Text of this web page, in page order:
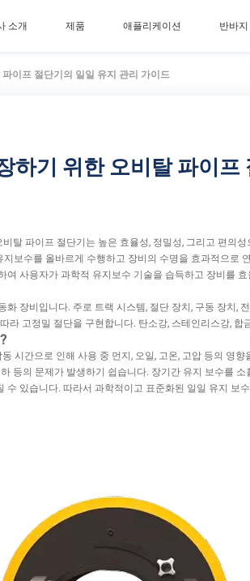
소개 제품 애플리케이션 반바지
이프 절단기의 일일 유지 관리 가이드
하기 위한 오비탈 파이프
탈 파이프 절단기는 높은 효율성, 정밀성, 그리고 편의
보수를 올바르게 수행하고 장비의 수명을 효과적으로
여 사용자가 과학적 유지보수 기술을 습득하고 장비를
장비입니다. 주로 트랙 시스템, 절단 장치, 구동 장치,
라 고정밀 절단을 구현합니다. 탄소강, 스테인리스강, 합
시간으로 인해 사용 중 먼지, 오일, 고온, 고압 등의 영
등의 문제가 발생하기 쉽습니다. 장기간 유지 보수를
수 있습니다. 따라서 과학적이고 표준화된 일일 유지 보